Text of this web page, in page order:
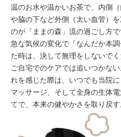
温のお水や温かいお茶で、内側
や脇の下など外側（太い血管）
のが「ままの森」流の過ごし方で
急な気候の変化で「なんだか本
た時は、決して無理をしないでく
ご自宅でのケアでは追いつかな
れを感じた際は、いつでも当院
マッサージ、そして全身の生体
てで、本来の健やかさを取り戻す